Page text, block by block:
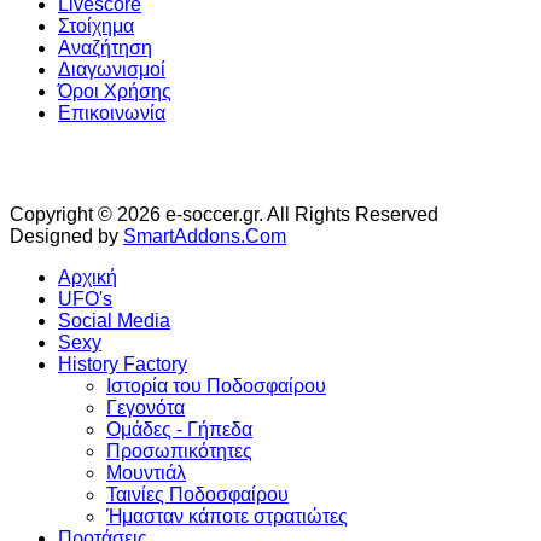
Στοίχημα
Αναζήτηση
Διαγωνισμοί
Όροι Χρήσης
Επικοινωνία
Copyright © 2026 e-soccer.gr. All Rights Reserved
Designed by SmartAddons.Com
Αρχική
UFO's
Social Media
Sexy
History Factory
Ιστορία του Ποδοσφαίρου
Γεγονότα
Ομάδες - Γήπεδα
Προσωπικότητες
Μουντιάλ
Ταινίες Ποδοσφαίρου
Ήμασταν κάποτε στρατιώτες